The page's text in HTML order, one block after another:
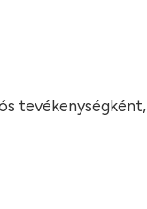
tevékenységként,